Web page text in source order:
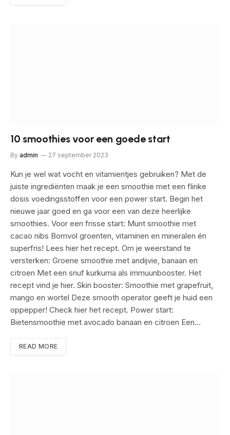
10 smoothies voor een goede start
By admin 27 september 2023
Kun je wel wat vocht en vitamientjes gebruiken? Met de
juiste ingrediënten maak je een smoothie met een flinke
dosis voedingsstoffen voor een power start. Begin het
nieuwe jaar goed en ga voor een van deze heerlijke
smoothies. Voor een frisse start: Munt smoothie met
cacao nibs Bomvol groenten, vitaminen en mineralen én
superfris! Lees hier het recept. Om je weerstand te
versterken: Groene smoothie met andijvie, banaan en
citroen Met een snuf kurkuma als immuunbooster. Het
recept vind je hier. Skin booster: Smoothie met grapefruit,
mango en wortel Deze smooth operator geeft je huid een
oppepper! Check hier het recept. Power start:
Bietensmoothie met avocado banaan en citroen Een…
READ MORE